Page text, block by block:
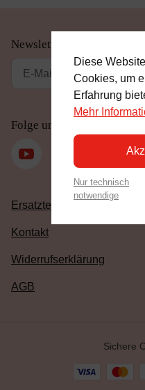
Newsletter abonnieren
Folge uns
Ersatzteile
Kontakt
Widerrufserklärung
AGB
Sichere
Diese
Cookies, um
Erfahrung
Mehr
Nur technisch
notwendige